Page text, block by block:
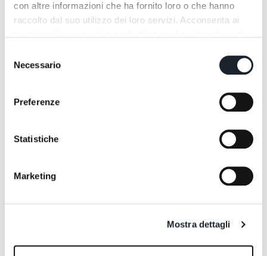
con altre informazioni che ha fornito loro o che hanno
raccolto dal suo utilizzo dei loro servizi. Acconsenta ai
delNecessario
Preferenze
Statistiche
Marketing
Mostra dettagli